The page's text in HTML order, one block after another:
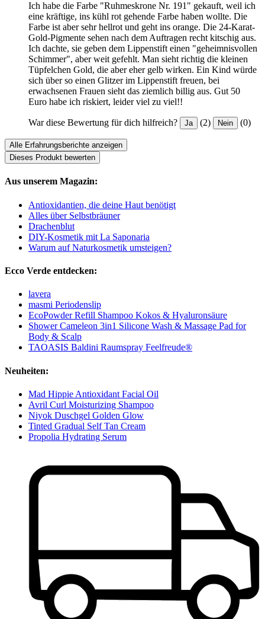
Ich habe die Farbe "Ruhmeskrone Nr. 191" gekauft, weil ich
eine kräftige, ins kühl rot gehende Farbe haben wollte. Die
Farbe ist aber sehr hellrot und geht ins orange. Die 24-Karat-
Gold-Pigmente sehen nach dem Auftragen recht kitschig aus.
Ich dachte, sie geben dem Lippenstift einen "geheimnisvollen
Schimmer", aber weit gefehlt. Man sieht richtig die kleinen
Tüpfelchen Gold, die aber eher gelb wirken. Ein Kind würde
sich über so einen Glitzer im Lippenstift freuen, bei
erwachsenen Frauen sieht das ziemlich billig aus. Gut 50
Euro habe ich riskiert, leider viel zu viel!!
War diese Bewertung für dich hilfreich? Ja (2) Nein (0)
Alle Erfahrungsberichte anzeigen
Dieses Produkt bewerten
Aus unserem Magazin:
Antioxidantien, die deine Haut benötigt
Alles über Selbstbräuner
Drachenblut
DIY-Kosmetik mit La Saponaria
Warum auf Naturkosmetik umsteigen?
Ecco Verde entdecken:
lavera
masmi Periodenslip
EcoPowder Refill Shampoo Kokos & Hyaluronsäure
Shower Cameleon 3in1 Silicone Wash & Massage Pad for
Body & Scalp
TAOASIS Baldini Raumspray Feelfreude®
Neuheiten:
Mad Hippie Antioxidant Facial Oil
Avril Curl Moisturizing Shampoo
Niyok Duschgel Golden Glow
Tinted Gradual Self Tan Cream
Propolia Hydrating Serum